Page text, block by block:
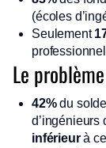
(écoles
Seulement
Le
42%du
d’ingénieurs
inférieurà